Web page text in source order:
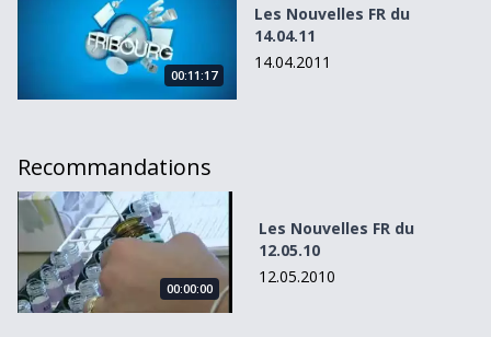
00:11:17
Les Nouvelles FR du
14.04.11
14.04.2011
Recommandations
Les Nouvelles FR du 12.05.10
00:00:00
Les Nouvelles FR du
12.05.10
12.05.2010